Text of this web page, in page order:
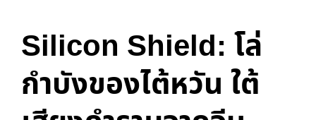
Silicon Shield: โล่
กำบังของไต้หวัน ใต้